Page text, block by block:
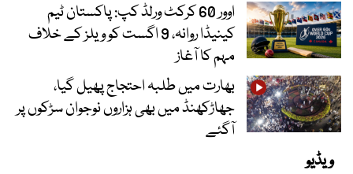
اوور 60 کرکٹ ورلڈ کپ: پاکستان ٹیم
کینیڈا روانہ، 9 اگست کو ویلز کے خلاف
مہم کا آغاز
بھارت میں طلبہ احتجاج پھیل گیا،
جھاڑکھنڈ میں بھی ہزاروں نوجوان سڑکوں پر
آگئے
ویڈیو